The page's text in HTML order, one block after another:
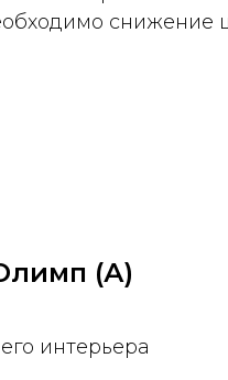
снижение
(А)
интерьера